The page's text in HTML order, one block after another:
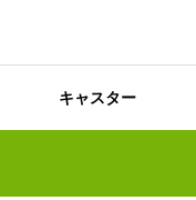
キャスター